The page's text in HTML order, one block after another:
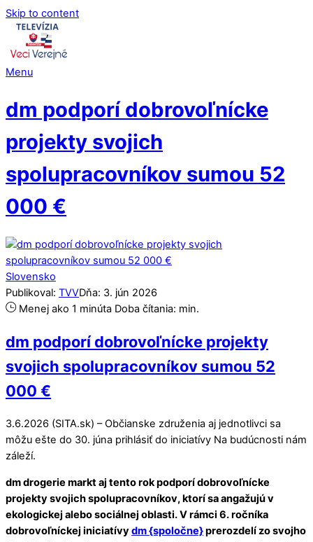
Skip to content
Menu
dm podporí dobrovoľnícke
projekty svojich
spolupracovníkov sumou 52
000 €
Slovensko
Publikoval: TVVDňa: 3. jún 2026
Menej ako 1 minúta Doba čítania: min.
dm podporí dobrovoľnícke projekty
svojich spolupracovníkov sumou 52
000 €
3.6.2026 (SITA.sk) – Občianske združenia aj jednotlivci sa
môžu ešte do 30. júna prihlásiť do iniciatívy Na budúcnosti nám
záleží.
dm drogerie markt aj tento rok podporí dobrovoľnícke
projekty svojich spolupracovníkov, ktorí sa angažujú v
ekologickej alebo sociálnej oblasti. V rámci 6. ročníka
dobrovoľníckej iniciatívydm {spoločne}prerozdelí zo svojho